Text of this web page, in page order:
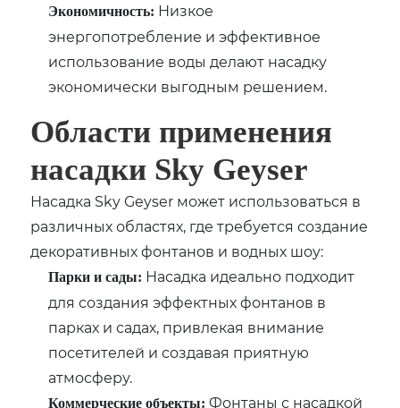
Экономичность: Низкое
энергопотребление и эффективное
использование воды делают насадку
экономически выгодным решением.
Области применения
насадки Sky Geyser
Насадка Sky Geyser может использоваться в
различных областях, где требуется создание
декоративных фонтанов и водных шоу:
Парки и сады: Насадка идеально подходит
для создания эффектных фонтанов в
парках и садах, привлекая внимание
посетителей и создавая приятную
атмосферу.
Коммерческие объекты: Фонтаны с насадкой